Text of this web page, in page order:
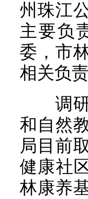
州珠江
主要负
委，市
相关负
调研
和自然
局目前
健康社
林康养